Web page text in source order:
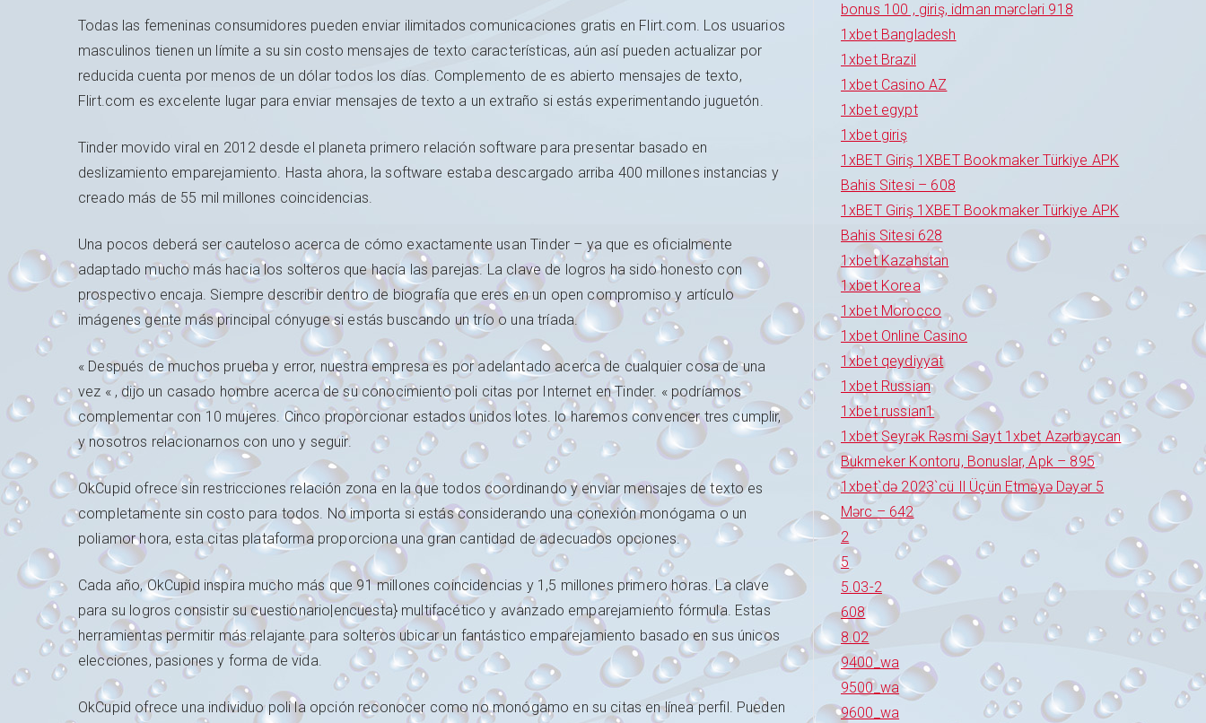
Todas las femeninas consumidores pueden enviar ilimitados comunicaciones gratis en Flirt.com. Los usuarios
masculinos tienen un límite a su sin costo mensajes de texto características, aún así pueden actualizar por
reducida cuenta por menos de un dólar todos los días. Complemento de es abierto mensajes de texto,
Flirt.com es excelente lugar para enviar mensajes de texto a un extraño si estás experimentando juguetón.
Tinder movido viral en 2012 desde el planeta primero relación software para presentar basado en
deslizamiento emparejamiento. Hasta ahora, la software estaba descargado arriba 400 millones instancias y
creado más de 55 mil millones coincidencias.
Una pocos deberá ser cauteloso acerca de cómo exactamente usan Tinder – ya que es oficialmente
adaptado mucho más hacia los solteros que hacia las parejas. La clave de logros ha sido honesto con
prospectivo encaja. Siempre describir dentro de biografía que eres en un open compromiso y artículo
imágenes gente más principal cónyuge si estás buscando un trío o una tríada.
« Después de muchos prueba y error, nuestra empresa es por adelantado acerca de cualquier cosa de una
vez « , dijo un casado hombre acerca de su conocimiento poli citas por Internet en Tinder. « podríamos
complementar con 10 mujeres. Cinco proporcionar estados unidos lotes. lo haremos convencer tres cumplir,
y nosotros relacionarnos con uno y seguir.
OkCupid ofrece sin restricciones relación zona en la que todos coordinando y enviar mensajes de texto es
completamente sin costo para todos. No importa si estás considerando una conexión monógama o un
poliamor hora, esta citas plataforma proporciona una gran cantidad de adecuados opciones.
Cada año, OkCupid inspira mucho más que 91 millones coincidencias y 1,5 millones primero horas. La clave
para su logros consistir su cuestionario|encuesta} multifacético y avanzado emparejamiento fórmula. Estas
herramientas permitir más relajante para solteros ubicar un fantástico emparejamiento basado en sus únicos
elecciones, pasiones y forma de vida.
OkCupid ofrece una individuo poli la opción reconocer como no monógamo en su citas en línea perfil. Pueden
bonus 100 , giriş, idman mərcləri 918
1xbet Bangladesh
1xbet Brazil
1xbet Casino AZ
1xbet egypt
1xbet giriş
1xBET Giriş 1XBET Bookmaker Türkiye APK
Bahis Sitesi – 608
1xBET Giriş 1XBET Bookmaker Türkiye APK
Bahis Sitesi 628
1xbet Kazahstan
1xbet Korea
1xbet Morocco
1xbet Online Casino
1xbet qeydiyyat
1xbet Russian
1xbet russian1
1xbet Seyrək Rəsmi Sayt 1xbet Azərbaycan
Bukmeker Kontoru, Bonuslar, Apk – 895
1xbet`də 2023`cü Il Üçün Etməyə Dəyər 5
Mərc – 642
2
5
5.03-2
608
8.02
9400_wa
9500_wa
9600_wa